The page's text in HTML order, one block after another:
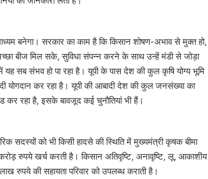
बनेगा। सरकार का काम है कि किसान शोषण-अभाव से मुक्त हो,
बीज मिल सके, सुविधा संपन्न करने के साथ उन्हें मंडी से जोड़ा
सब संभव हो पा रहा है। यूपी के पास देश की कुल कृषि योग्य भूमि
योगदान कर रहा है। यूपी की आबादी देश की कुल जनसंख्या का
कर रहा है, इसके बावजूद कई चुनौतियां भी हैं।
सदस्यों को भी किसी हादसे की स्थिति में मुख्यमंत्री कृषक बीमा
रुपये खर्च करती है। किसान अतिवृष्टि, अनावृष्टि, लू, आकाशीय
रुपये की सहायता परिवार को उपलब्ध कराती है।